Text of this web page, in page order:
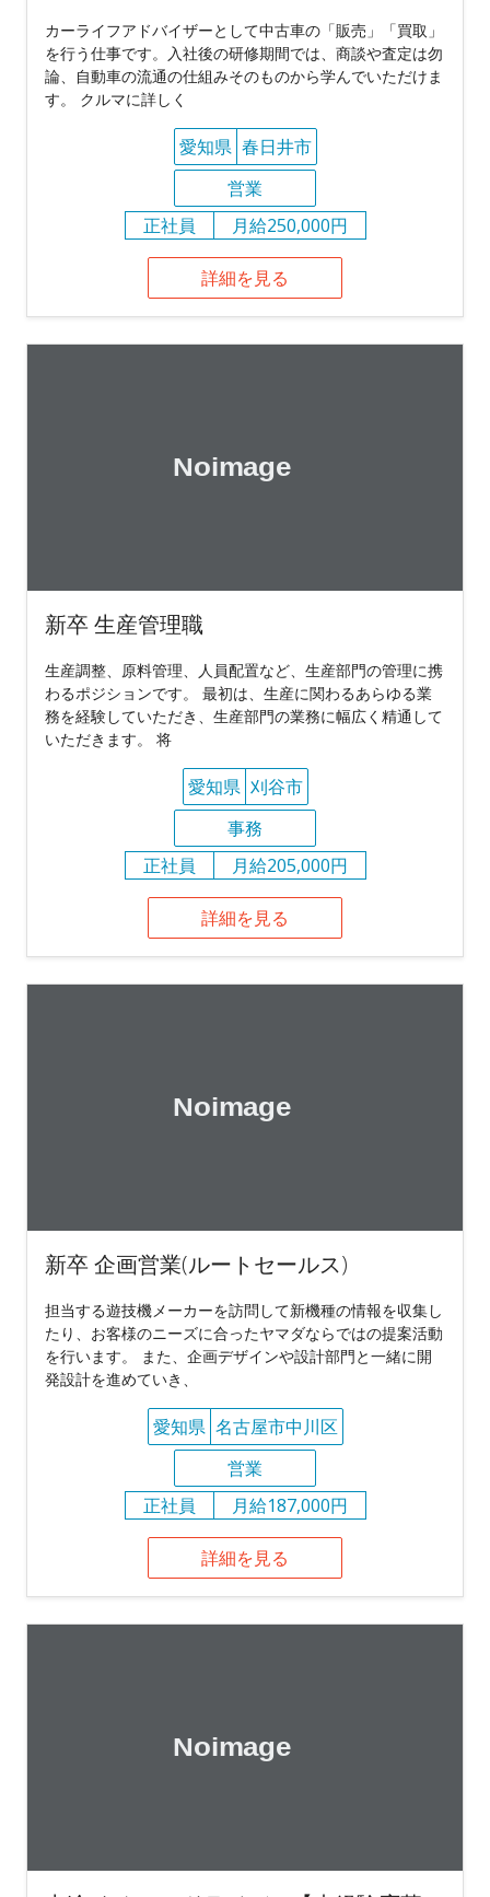
カーライフアドバイザーとして中古車の「販売」「買取」
を行う仕事です。入社後の研修期間では、商談や査定は勿
論、自動車の流通の仕組みそのものから学んでいただけま
す。 クルマに詳しく
愛知県 春日井市
営業
正社員
月給250,000円
詳細を見る
新卒 生産管理職
生産調整、原料管理、人員配置など、生産部門の管理に携
わるポジションです。 最初は、生産に関わるあらゆる業
務を経験していただき、生産部門の業務に幅広く精通して
いただきます。 将
愛知県 刈谷市
事務
正社員
月給205,000円
詳細を見る
新卒 企画営業(ルートセールス)
担当する遊技機メーカーを訪問して新機種の情報を収集し
たり、お客様のニーズに合ったヤマダならではの提案活動
を行います。 また、企画デザインや設計部門と一緒に開
発設計を進めていき、
愛知県 名古屋市中川区
営業
正社員
月給187,000円
詳細を見る